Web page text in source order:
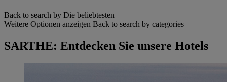
Back to search by Die beliebtesten
Weitere Optionen anzeigen Back to search by categories
SARTHE: Entdecken Sie unsere Hotels